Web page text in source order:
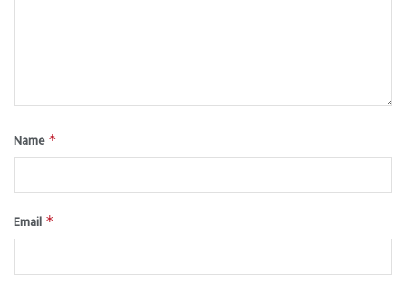
Name *
Email *